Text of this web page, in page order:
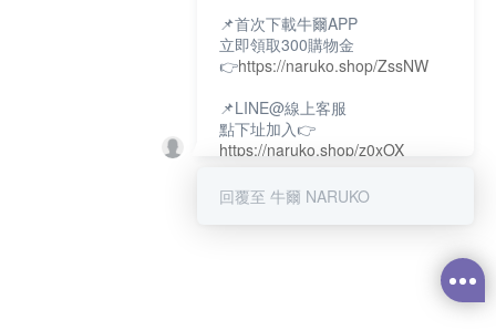
📌首次下載牛爾APP
立即領取300購物金
👉https://naruko.shop/ZssNW
📌LINE@線上客服
點下址加入👉
https://naruko.shop/z0xOX
📌電話客服：02-26581707
回覆至 牛爾 NARUKO